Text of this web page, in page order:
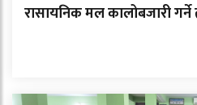
रासायनिक मल कालोबजारी गर्ने